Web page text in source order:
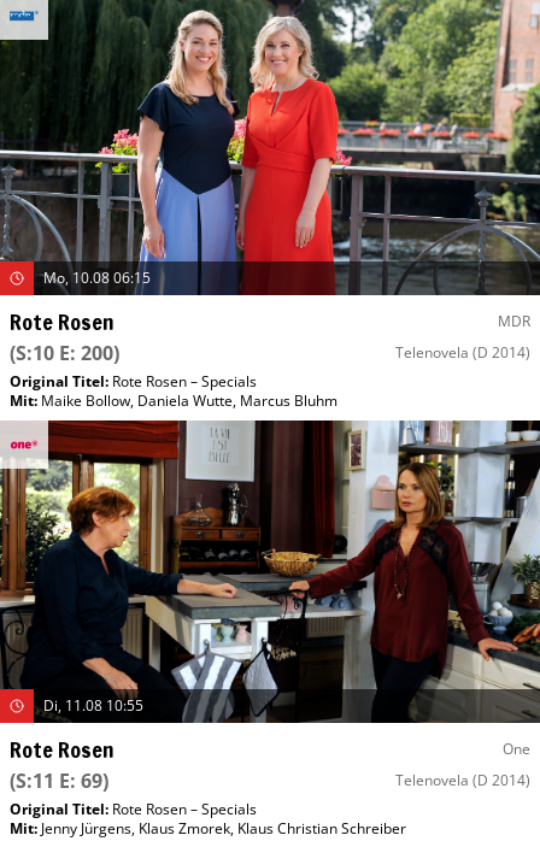
Mo, 10.08 06:15
Rote Rosen MDR
(S:10 E: 200) Telenovela (D 2014)
Original Titel: Rote Rosen – Specials
Mit: Maike Bollow, Daniela Wutte, Marcus Bluhm
Di, 11.08 10:55
Rote Rosen One
(S:11 E: 69) Telenovela (D 2014)
Original Titel: Rote Rosen – Specials
Mit:Jenny Jürgens, Klaus Zmorek, Klaus Christian Schreiber